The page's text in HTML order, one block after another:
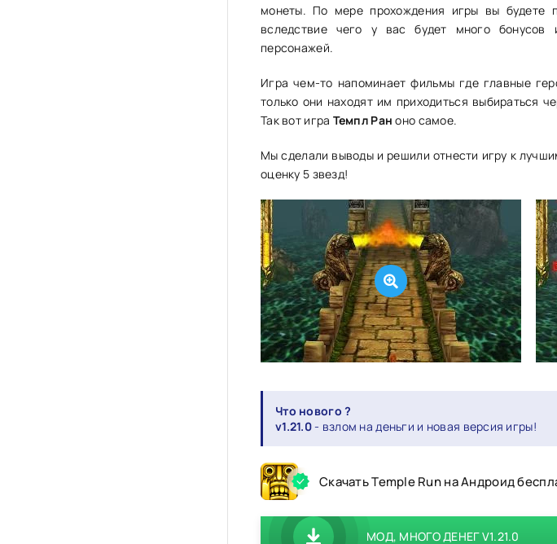
монеты. По мере прохождения игры вы будете
вследствие чего у вас будет много бонусов
персонажей.
Игра чем-то напоминает фильмы где главные
только они находят им приходиться выбираться
Так вот игра Темпл Ран оно самое.
Мы сделали выводы и решили отнести игру к
оценку 5 звезд!
Что нового ?
v1.21.0- взлом на деньги и новая версия игры!
Скачать Temple Run на Андроид
МОД, МНОГО ДЕНЕГ V1.21.0